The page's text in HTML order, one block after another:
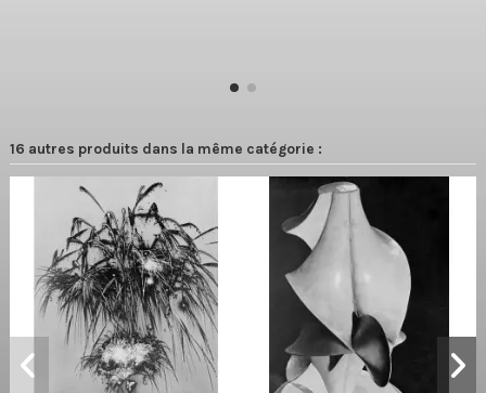
16 autres produits dans la même catégorie :